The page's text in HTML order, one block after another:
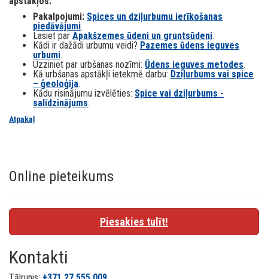
Pakalpojumi: Spices un dziļurbumu ierīkošanas
piedāvājumi.
Lasiet par Apakšzemes ūdeni un gruntsūdeni.
Kādi ir dažādi urbumu veidi? Pazemes ūdens ieguves
urbumi.
Uzziniet par urbšanas nozīmi: Ūdens ieguves metodes.
Kā urbšanas apstākļi ietekmē darbu: Dziļurbums vai spice
– ģeoloģija.
Kādu risinājumu izvēlēties: Spice vai dziļurbums -
salīdzinājums.
Atpakaļ
Online pieteikums
Piesakies tulīt!
Kontakti